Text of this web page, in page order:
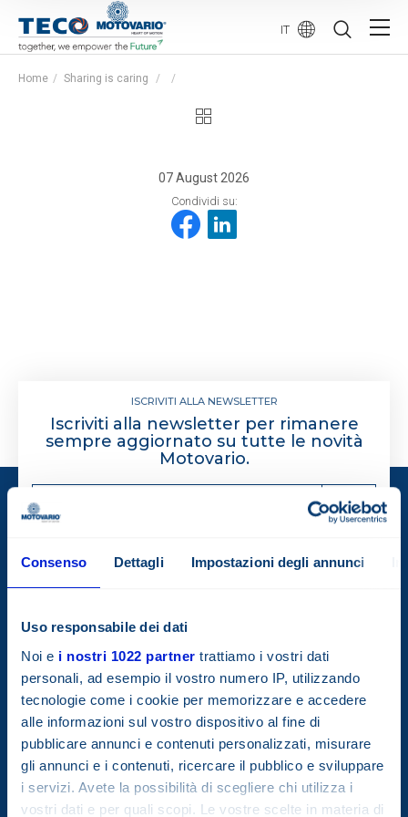
Consenso Dettagli Impostazioni degli annunci
Uso responsabile dei dati
Noi e i nostri 1022 partner trattiamo i vostri dati
personali, ad esempio il vostro numero IP, utilizzando
tecnologie come i cookie per memorizzare e accedere
alle informazioni sul vostro dispositivo al fine di
pubblicare annunci e contenuti personalizzati, misurare
gli annunci e i contenuti, ricercare il pubblico e sviluppare
i servizi. Avete la possibilità di scegliere chi utilizza i
vostri dati e per quali scopi. Le vostre scelte in materia di
IT
Home Sharing is caring
07 August 2026
Condividi su:
ISCRIVITI ALLA NEWSLETTER
Iscriviti alla newsletter per rimanere
sempre aggiornato su tutte le novità
Motovario.
Società con socio unico.
Società soggetta all’attività di direzione e coordinamento della
TECO Electric & Machinery Co.Ltd.